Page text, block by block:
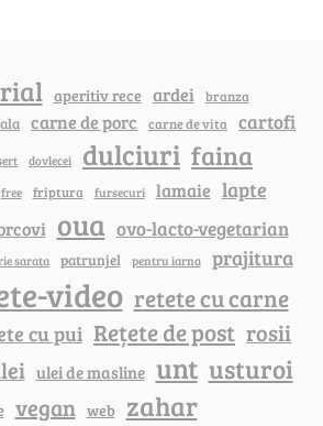
aperitiv rece ardei branza
carne de porc carne de vita cartofi
dovlecei dulciuri faina
free friptura fursecuri lamaie lapte
oua ovo-lacto-vegetarian
sarata patrunjel pentru iarna prajitura
video retete cu carne
cu pui Rețete de post rosii
ulei de masline unt usturoi
vegan web zahar